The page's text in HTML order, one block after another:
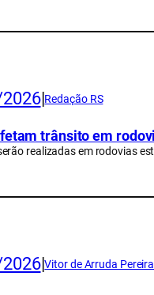
|Redação RS
trânsito em
realizadas em rodovias
|Vitor de Arruda Pereira